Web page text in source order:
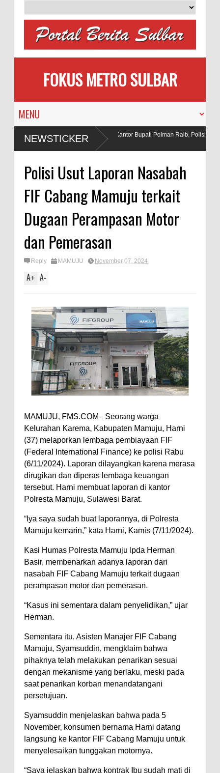
FOKUS METRO SULBAR
NEWSTICKERPuluhan AC Kantor Bupati Polman Raib, Polisi
Penadah
Polisi Usut Laporan Nasabah
FIF Cabang Mamuju terkait
Dugaan Perampasan Motor
dan Pemerasan
Reply MAMUJU November 07, 2024
A+ A-
MAMUJU, FMS.COM– Seorang warga
Kelurahan Karema, Kabupaten Mamuju, Harni
(37) melaporkan lembaga pembiayaan FIF
(Federal International Finance) ke polisi Rabu
(6/11/2024). Laporan dilayangkan karena merasa
dirugikan dan diperas lembaga keuangan
tersebut. Harni membuat laporan di kantor
Polresta Mamuju, Sulawesi Barat.
“Iya saya sudah buat laporannya, di Polresta
Mamuju kemarin,” kata Harni, Kamis (7/11/2024).
Kasi Humas Polresta Mamuju Ipda Herman
Basir, membenarkan adanya laporan dari
nasabah FIF Cabang Mamuju terkait dugaan
perampasan motor dan pemerasan.
“Kasus ini sementara dalam penyelidikan,” ujar
Herman.
Sementara itu, Asisten Manajer FIF Cabang
Mamuju, Syamsuddin, mengklaim bahwa
pihaknya telah melakukan penarikan sesuai
dengan mekanisme yang berlaku, meski pada
saat penarikan korban menandatangani
persetujuan.
Syamsuddin menjelaskan bahwa pada 5
November, konsumen bernama Harni datang
langsung ke kantor FIF Cabang Mamuju untuk
menyelesaikan tunggakan motornya.
“Saya jelaskan bahwa kontrak Ibu sudah mati di